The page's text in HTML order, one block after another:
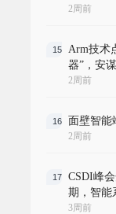
2周前
15
Arm技术
器”，安
2周前
16 面壁智能
2周前
17
CSDI峰
期，智能
3周前